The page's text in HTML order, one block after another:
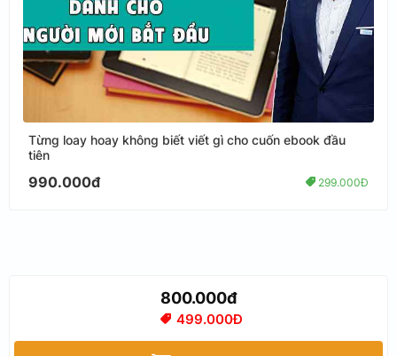
Từng loay hoay không biết viết gì cho cuốn ebook đầu
tiên
990.000đ 299.000Đ
800.000đ
499.000Đ